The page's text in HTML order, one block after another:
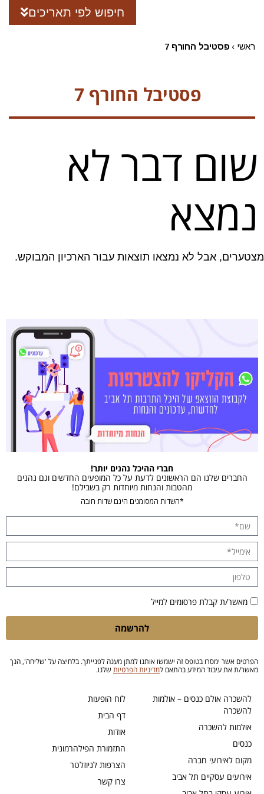
חיפוש לפי תאריכים
ראשי › פסטיבל החורף 7
פסטיבל החורף 7
שום דבר לא
נמצא
מצטערים, אבל לא נמצאו תוצאות עבור הארכיון המבוקש.
לוח הופעות
דף הבית
אודות
התזמורת הפילהרמונית
הצרפות לניוזלטר
צרו קשר
להשכרה אולם כנסים – אולמות
להשכרה
אולמות להשכרה
כנסים
מקום לאירועי חברה
אירועים עסקיים תל אביב
חברי ההיכל נהנים יותר!
החברים שלנו הם הראשונים לדעת על כל המופעים החדשים וגם נהנים
מהטבות והנחות מיוחדות רק בשבילם!
*השדות המסומנים הינם שדות חובה
מאשר/ת קבלת פרסומים למייל
להרשמה
הפרטים אשר ימסרו בטופס זה ישמשו אותנו למתן מענה לפנייתך. בלחיצה על 'שליחה', הנך
מאשר/ת את עיבוד המידע בהתאם למדיניות הפרטיות שלנו.